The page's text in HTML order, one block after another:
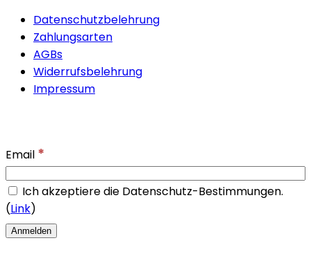
Datenschutzbelehrung
Zahlungsarten
AGBs
Widerrufsbelehrung
Impressum
Email *
Ich akzeptiere die Datenschutz-Bestimmungen.
(Link)